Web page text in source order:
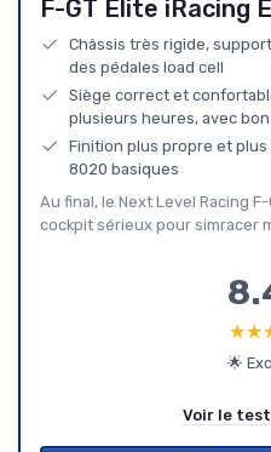
F-GT Elite iRacing
Châssis très rigide,
des pédales load cell
Siège correct et
plusieurs heures, avec
Finition plus propre et
8020 basiques
Au final, le Next Level Racing
cockpit sérieux pour simracer
🌟
Voir le